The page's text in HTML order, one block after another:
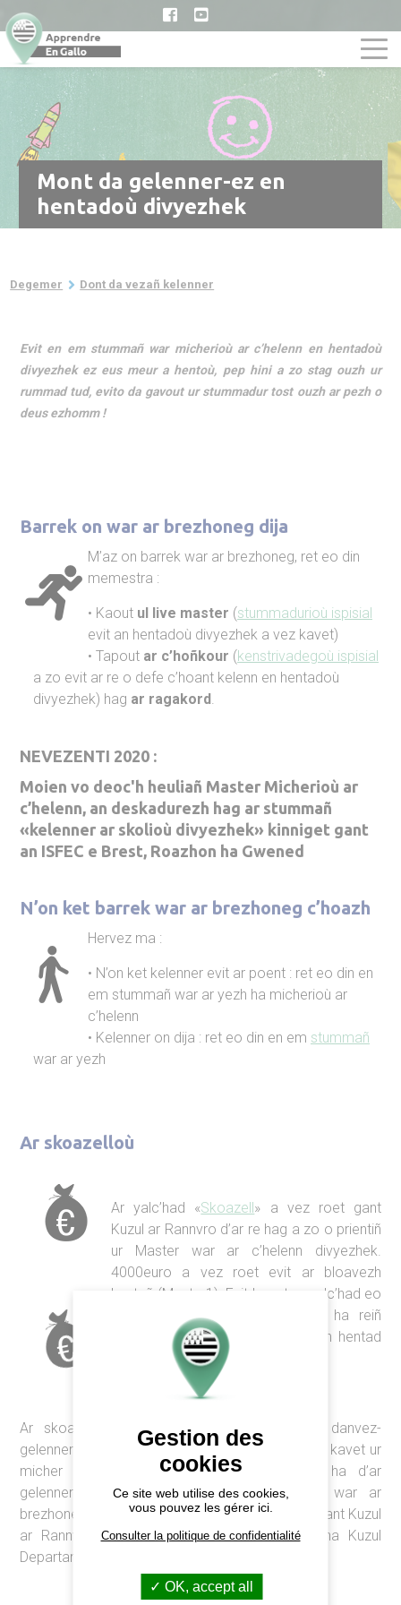
Skip
to
main
Mont da gelenner-ez en
hentadoù divyezhek
Breadcrumb
Degemer Dont da vezañ kelenner
Evit en em stummañ war micherioù ar c’helenn en hentadoù
divyezhek ez eus meur a hentoù, pep hini a zo stag ouzh ur
rummad tud, evito da gavout ur stummadur tost ouzh ar pezh o
deus ezhomm !
Barrek on war ar brezhoneg dija
M’az on barrek war ar brezhoneg, ret eo din
memestra :
Kaout ul live master (stummadurioù ispisial
evit an hentadoù divyezhek a vez kavet)
Tapout ar c’hoñkour (kenstrivadegoù ispisial
a zo evit ar re o defe c’hoant kelenn en hentadoù
divyezhek) hag ar ragakord.
NEVEZENTI 2020 :
Moien vo deoc'h heuliañ Master Micherioù ar
c’helenn, an deskadurezh hag ar stummañ
«kelenner ar skolioù divyezhek» kinniget gant
an ISFEC e Brest, Roazhon ha Gwened
N’on ket barrek war ar brezhoneg c’hoazh
Hervez ma :
N’on ket kelenner evit ar poent : ret eo din en
em stummañ war ar yezh ha micherioù ar
c’helenn
Kelenner on dija : ret eo din en em stummañ
war ar yezh
Ar skoazelloù
Ar yalc’had «Skoazell» a vez roet gant
Kuzul ar Rannvro d’ar re hag a zo o prientiñ
ur Master war ar c’helenn divyezhek.
4000euro a vez roet evit ar bloavezh
kentañ (Master1). Evit kaout ar yalc’had eo
ret lakaat e anv er c’hoñkour ha reiñ
kentelioù e-pad 5 bloavezh en un hentad
divyezhek.
Ar skoazell « Desk/kelenn» a vez roet d’an danvez-
gelennerien oc’h en em stummañ (a-raok bezañ kavet ur
micher gant pe e-pad o buhez micherel) ha d’ar
gelennerien oc’h heuliañ stajoù emvarrekañ war ar
brezhoneg. Betek 3000 euro a vez roet dezho gant Kuzul
ar Rannvro, kuzul departamant Penn-ar-Bed ha Kuzul
Departamant ar Morbihan.
Gestion des
cookies
Ce site web utilise des cookies,
vous pouvez les gérer ici.
Consulter la politique de confidentialité
OK, accept all